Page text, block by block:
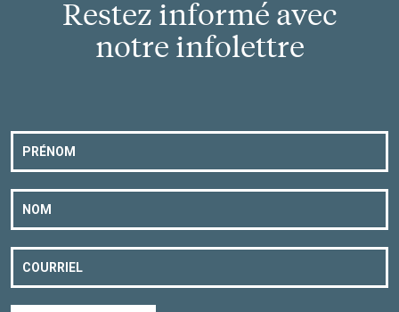
Restez informé avec
notre infolettre